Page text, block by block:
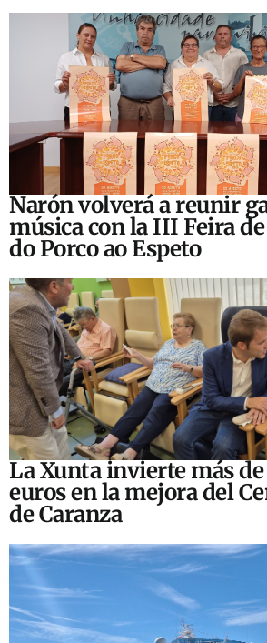
Narón volverá a reunir
música con la III Feira
do Porco ao Espeto
La Xunta invierte más
euros en la mejora del
de Caranza